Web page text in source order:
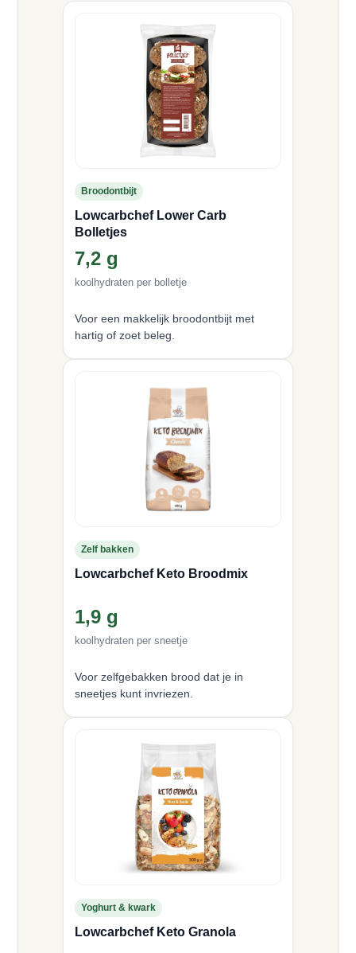
Broodontbijt
Lowcarbchef Lower Carb
Bolletjes
7,2 g
koolhydraten per bolletje
Voor een makkelijk broodontbijt met
hartig of zoet beleg.
Zelf bakken
Lowcarbchef Keto Broodmix
1,9 g
koolhydraten per sneetje
Voor zelfgebakken brood dat je in
sneetjes kunt invriezen.
Yoghurt & kwark
Lowcarbchef Keto Granola